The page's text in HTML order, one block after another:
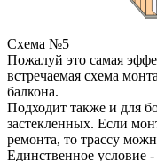
Схема №5
Пожалуй это самая
встречаемая схема
балкона.
Подходит также и для
застекленных. Если
ремонта, то трассу
Единственное условие